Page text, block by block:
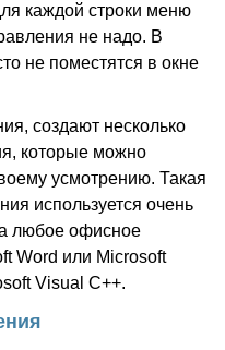
каждой строки меню
не надо. В
не поместятся в окне
создают несколько
которые можно
усмотрению. Такая
используется очень
любое офисное
Word или Microsoft
Visual C++.